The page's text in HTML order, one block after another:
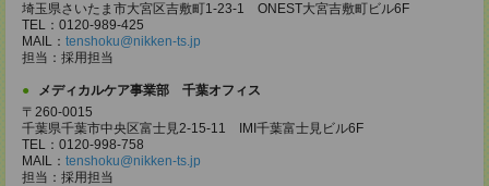
埼玉県さいたま市大宮区吉敷町1-23-1 ONEST大宮吉敷町ビル6F
TEL：0120-989-425
MAIL： tenshoku@nikken-ts.jp
担当：採用担当
メディカルケア事業部 千葉オフィス
〒260-0015
千葉県千葉市中央区富士見2-15-11 IMI千葉富士見ビル6F
TEL：0120-998-758
MAIL： tenshoku@nikken-ts.jp
担当：採用担当